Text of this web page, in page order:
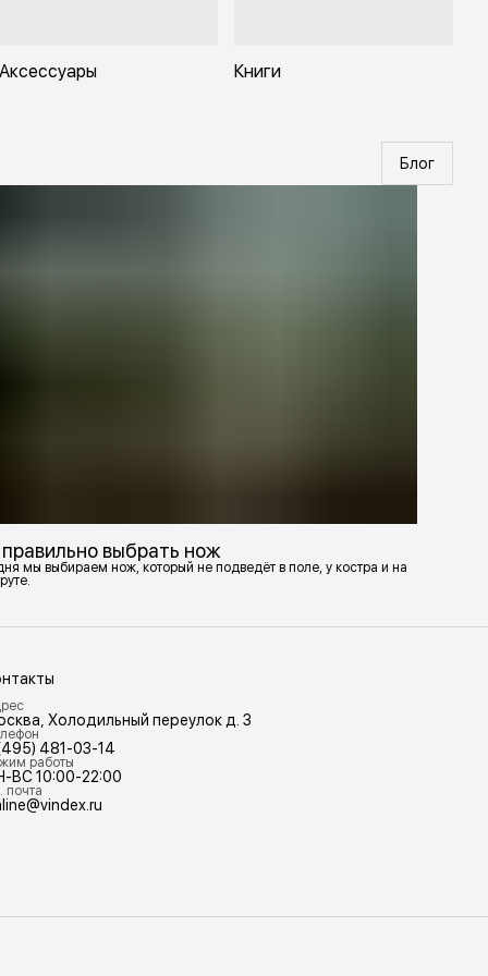
Аксессуары Книги
Блог
выбрать нож
мы выбираем нож, который не подведёт в поле, у костра и на
Холодильный переулок д. 3
481-03-14
работы
ВС 10:00-22:00
почта